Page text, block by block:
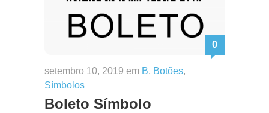
0
setembro 10, 2019 em B, Botões,
Símbolos
Boleto Símbolo